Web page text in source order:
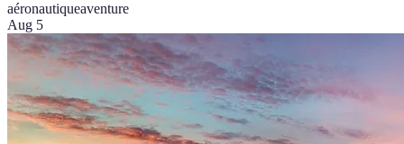
aéronautiqueaventure
Aug 5